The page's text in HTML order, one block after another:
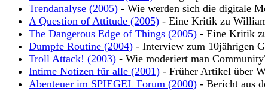
Trendanalyse (2005) - Wie werden sich die digitale
A Question of Attitude (2005) - Eine Kritik zu
The Dangerous Edge of Things (2005) - Eine Kritik
Dumpfe Routine (2004) - Interview zum 10jährigen
Troll Attack! (2003) - Wie moderiert man
Intime Notizen für alle (2001) - Früher Artikel über
Abenteuer im SPIEGEL Forum (2000) - Bericht aus